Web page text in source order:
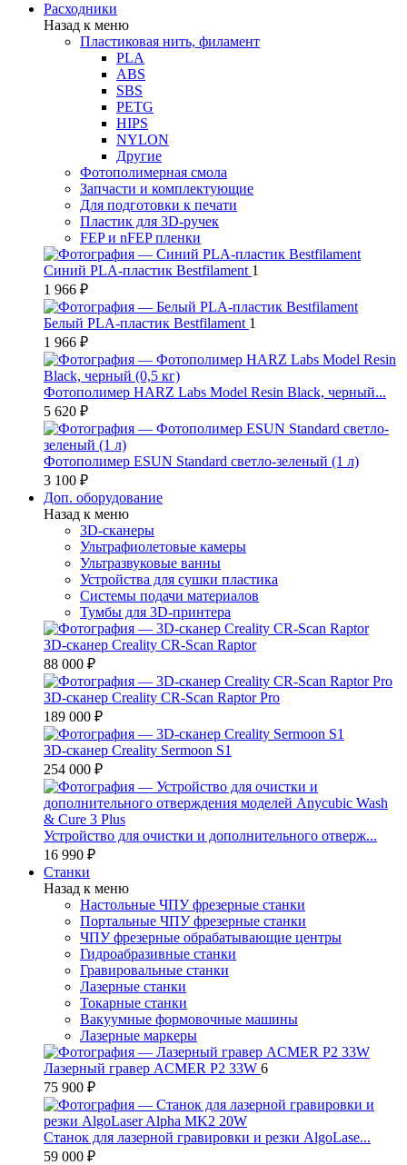
Расходники
Назад к меню
Пластиковая нить, филамент
PLA
ABS
SBS
PETG
HIPS
NYLON
Другие
Фотополимерная смола
Запчасти и комплектующие
Для подготовки к печати
Пластик для 3D-ручек
FEP и nFEP пленки
Синий PLA-пластик Bestfilament 1
1 966 ₽
Белый PLA-пластик Bestfilament 1
1 966 ₽
Фотополимер HARZ Labs Model Resin Black, черный...
5 620 ₽
Фотополимер ESUN Standard светло-зеленый (1 л)
3 100 ₽
Доп. оборудование
Назад к меню
3D-сканеры
Ультрафиолетовые камеры
Ультразвуковые ванны
Устройства для сушки пластика
Системы подачи материалов
Тумбы для 3D-принтера
3D-сканер Creality CR-Scan Raptor
88 000 ₽
3D-сканер Creality CR-Scan Raptor Pro
189 000 ₽
3D-сканер Creality Sermoon S1
254 000 ₽
Устройство для очистки и дополнительного отверж...
16 990 ₽
Станки
Назад к меню
Настольные ЧПУ фрезерные станки
Портальные ЧПУ фрезерные станки
ЧПУ фрезерные обрабатывающие центры
Гидроабразивные станки
Гравировальные станки
Лазерные станки
Токарные станки
Вакуумные формовочные машины
Лазерные маркеры
Лазерный гравер ACMER P2 33W 6
75 900 ₽
Станок для лазерной гравировки и резки AlgoLase...
59 000 ₽